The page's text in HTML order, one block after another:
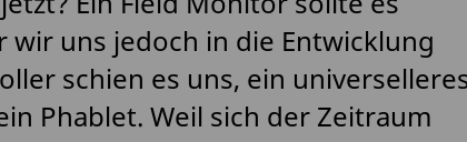
wir uns jedoch in die Entwicklung
schien es uns, ein
Phablet. Weil sich der Zeitraum